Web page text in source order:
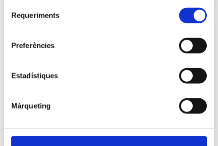
Requeriments
Preferències
Estadístiques
Màrqueting